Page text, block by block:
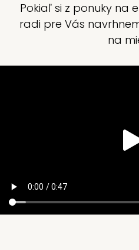
Pokiaľ si z ponuky na
radi pre Vás
na